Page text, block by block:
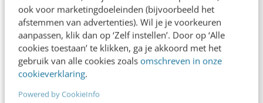
ook voor marketingdoeleinden (bijvoorbeeld het
afstemmen van advertenties). Wil je je voorkeuren
aanpassen, klik dan op ‘Zelf instellen’. Door op ‘Alle
cookies toestaan’ te klikken, ga je akkoord met het
gebruik van alle cookies zoals omschreven in onze
cookieverklaring.
Powered by CookieInfo
organische vorm van de douchegel te
veranderen, veranderde de mindset van de
gebruiker. Van een weinig onderscheidend
daily cleaning product’ transformeerde de
douchegel met succes naar gewild ‘